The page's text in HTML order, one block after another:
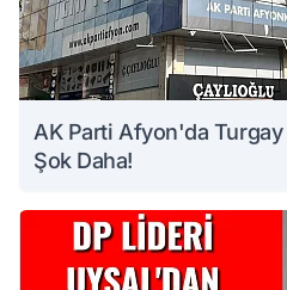
AK Parti Afyon'da
Şok Daha!